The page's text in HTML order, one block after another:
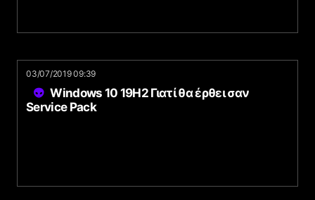
03/07/2019 09:39
Windows 10 19H2 Γιατί θα έρθει σαν
Service Pack